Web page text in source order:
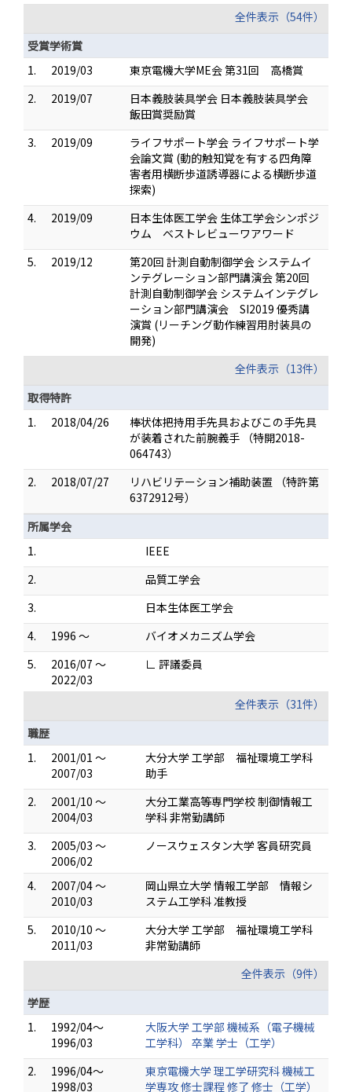
全件表示（54件）
受賞学術賞
1.
2019/03
東京電機大学ME会 第31回 高橋賞
2.
2019/07
日本義肢装具学会 日本義肢装具学会
飯田賞奨励賞
3.
2019/09
ライフサポート学会 ライフサポート学
会論文賞 (動的触知覚を有する四角障
害者用横断歩道誘導器による横断歩道
探索)
4.
2019/09
日本生体医工学会 生体工学会シンポジ
ウム ベストレビューワアワード
5.
2019/12
第20回 計測自動制御学会 システムイ
ンテグレーション部門講演会 第20回
計測自動制御学会 システムインテグレ
ーション部門講演会 SI2019 優秀講
演賞 (リーチング動作練習用肘装具の
開発)
全件表示（13件）
取得特許
1.
2018/04/26
棒状体把持用手先具およびこの手先具
が装着された前腕義手 （特開2018-
064743）
2.
2018/07/27
リハビリテーション補助装置 （特許第
6372912号）
所属学会
1.
IEEE
2.
品質工学会
3.
日本生体医工学会
4.
1996 ～
バイオメカニズム学会
5.
2016/07 ～
2022/03
∟ 評議委員
全件表示（31件）
職歴
1.
2001/01 ～
2007/03
大分大学 工学部 福祉環境工学科
助手
2.
2001/10 ～
2004/03
大分工業高等専門学校 制御情報工
学科 非常勤講師
3.
2005/03 ～
2006/02
ノースウェスタン大学 客員研究員
4.
2007/04 ～
2010/03
岡山県立大学 情報工学部 情報シ
ステム工学科 准教授
5.
2010/10 ～
2011/03
大分大学 工学部 福祉環境工学科
非常勤講師
全件表示（9件）
学歴
1.
1992/04～
1996/03
大阪大学 工学部 機械系（電子機械
工学科） 卒業 学士（工学）
2.
1996/04～
1998/03
東京電機大学 理工学研究科 機械工
学専攻 修士課程 修了 修士（工学）